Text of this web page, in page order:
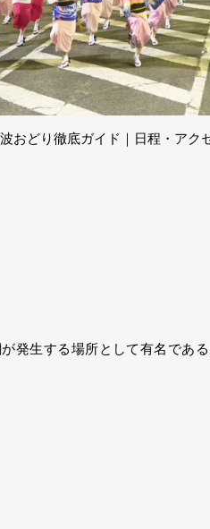
おどり徹底ガイド｜日程・アク
発生する場所として有名である